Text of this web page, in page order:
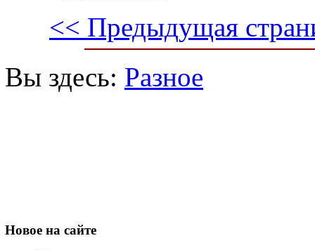
<< Предыдущая
Вы здесь: Разное
Новое на сайте